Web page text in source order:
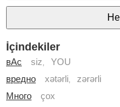
İçindekiler
вАс siz, YOU
вредно
xətərli, zərərli
Много
çox